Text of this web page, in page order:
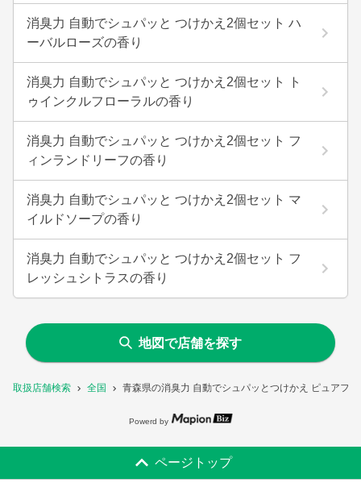
取扱店舗検索 全国 青森県の消臭力 自動でシュパッとつけかえ ピュアフ
消臭力 自動でシュパッと つけかえ2個セット ハ
ーバルローズの香り
消臭力 自動でシュパッと つけかえ2個セット ト
ゥインクルフローラルの香り
消臭力 自動でシュパッと つけかえ2個セット フ
ィンランドリーフの香り
消臭力 自動でシュパッと つけかえ2個セット マ
イルドソープの香り
消臭力 自動でシュパッと つけかえ2個セット フ
レッシュシトラスの香り
地図で店舗を探す
Powerd by
ページトップ